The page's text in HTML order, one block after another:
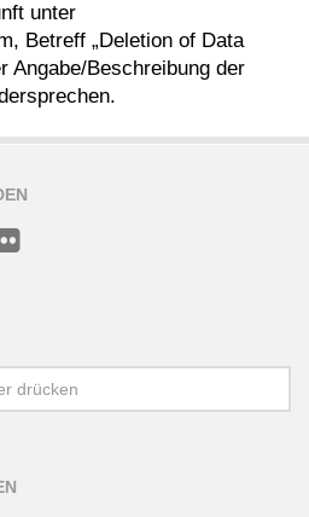
unter
Betreff „Deletion of Data
Angabe/Beschreibung der